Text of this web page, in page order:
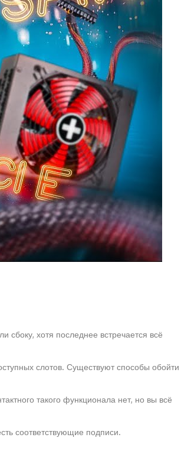
хотя последнее встречается всё
слотов. Существуют способы обойти
такого функционала нет, но вы всё
соответствующие подписи.